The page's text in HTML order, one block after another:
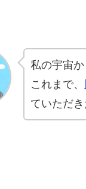
私の宇宙か
これまで、
ていただ